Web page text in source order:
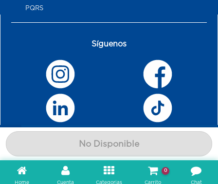
No Disponible
PQRS
Síguenos
Home Cuenta Categorias
0
Carrito Chat